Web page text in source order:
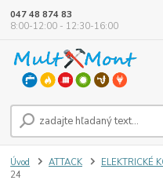
047 48 874 83
8:00-12:00 - 12:30-16:00
Úvod ATTACK ELEKTRICKÉ
24